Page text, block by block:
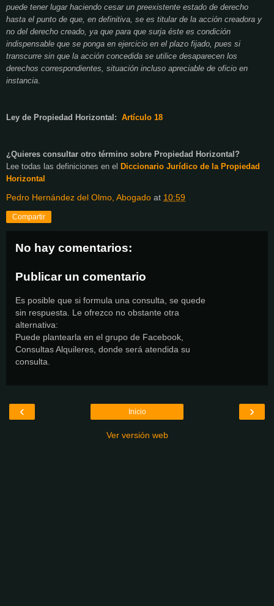
puede tener lugar haciendo cesar un preexistente estado de derecho
hasta el punto de que, en definitiva, se es titular de la acción creadora y
no del derecho creado, ya que para que surja éste es condición
indispensable que se ponga en ejercicio en el plazo fijado, pues si
transcurre sin que la acción concedida se utilice desaparecen los
derechos correspondientes, situación incluso apreciable de oficio en
instancia
Ley de Propiedad Horizontal: Artículo 18
¿Quieres consultar otro término sobre Propiedad Horizontal?
Lee todas las definiciones en el Diccionario Jurídico de la Propiedad
Horizontal
Pedro Hernández del Olmo, Abogado at 10:59
Compartir
No hay comentarios:
Publicar un comentario
Es posible que si formula una consulta, se quede
sin respuesta. Le ofrezco no obstante otra
alternativa:
Puede plantearla en el grupo de Facebook,
Consultas Alquileres, donde será atendida su
consulta.
‹ ›
Inicio
Ver versión web